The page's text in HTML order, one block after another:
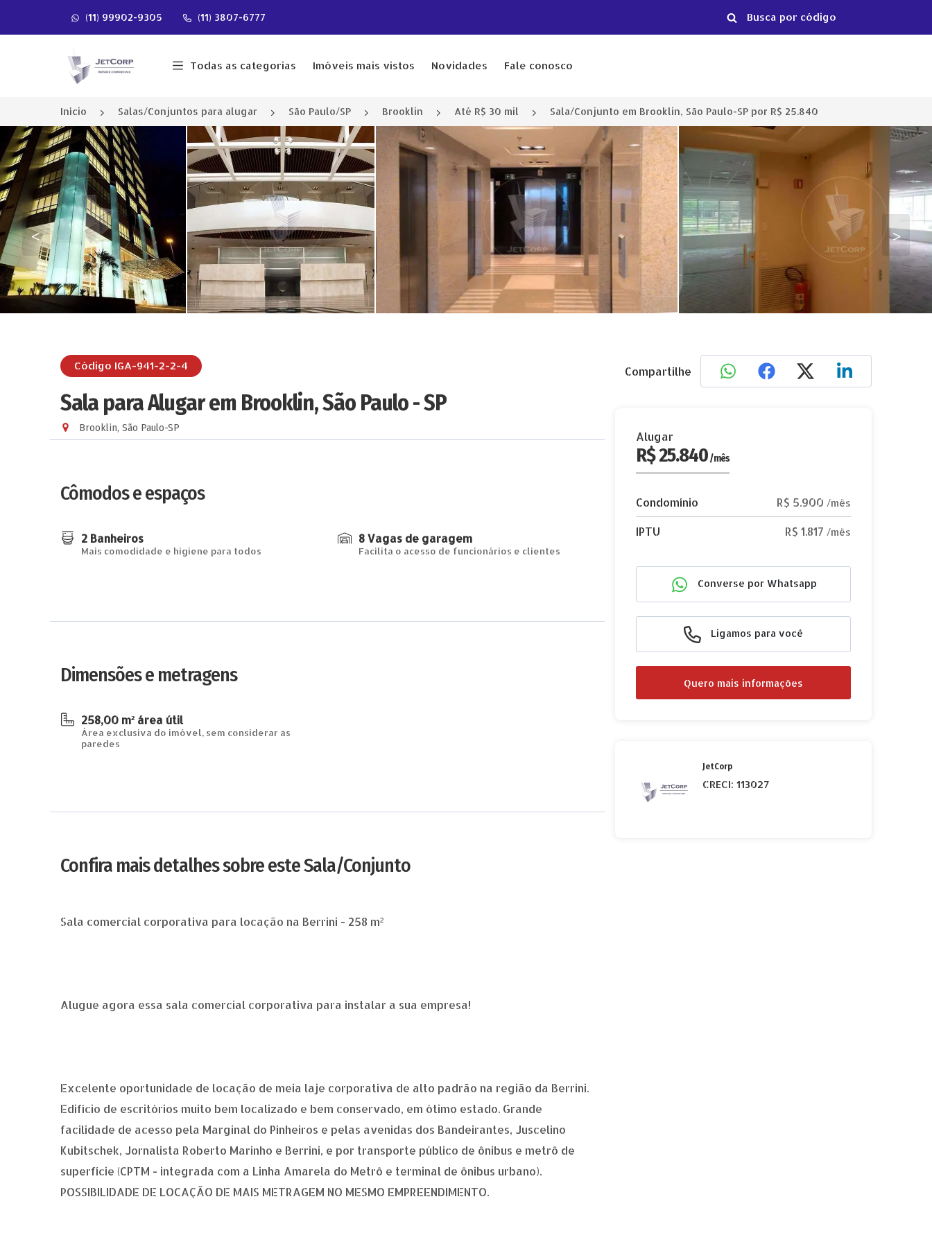
(11) 99902-9305 (11) 3807-6777
Página inicial
Todas as categorias Imóveis mais vistos Novidades Fale conosco
Início Salas/Conjuntos para alugar São Paulo/SP Brooklin Até R$ 30 mil Sala/Conjunto em Brooklin, São Paulo-SP por R$ 25.840
< >
Código IGA-941-2-2-4
Sala para Alugar em Brooklin, São Paulo - SP
Brooklin, São Paulo-SP
Cômodos e espaços
2 Banheiros
Mais comodidade e higiene para todos
8 Vagas de garagem
Facilita o acesso de funcionários e clientes
Dimensões e metragens
258,00 m² área útil
Área exclusiva do imóvel, sem considerar as
paredes
Confira mais detalhes sobre este Sala/Conjunto
Sala comercial corporativa para locação na Berrini - 258 m²
Alugue agora essa sala comercial corporativa para instalar a sua empresa!
Excelente oportunidade de locação de meia laje corporativa de alto padrão na região da Berrini.
Edifício de escritórios muito bem localizado e bem conservado, em ótimo estado. Grande
facilidade de acesso pela Marginal do Pinheiros e pelas avenidas dos Bandeirantes, Juscelino
Kubitschek, Jornalista Roberto Marinho e Berrini, e por transporte público de ônibus e metrô de
superfície (CPTM - integrada com a Linha Amarela do Metrô e terminal de ônibus urbano).
POSSIBILIDADE DE LOCAÇÃO DE MAIS METRAGEM NO MESMO EMPREENDIMENTO.
Compartilhe
Alugar
R$ 25.840/mês
Condomínio R$ 5.900 /mês
IPTU R$ 1.817 /mês
Converse por Whatsapp
Ligamos para você
Quero mais informações
JetCorp
CRECI: 113027